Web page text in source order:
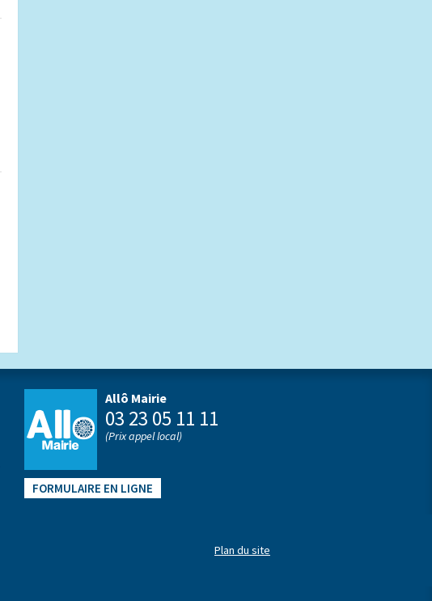
Allô Mairie
03 23 05 11 11
(Prix appel local)
FORMULAIRE EN LIGNE
Plan du site